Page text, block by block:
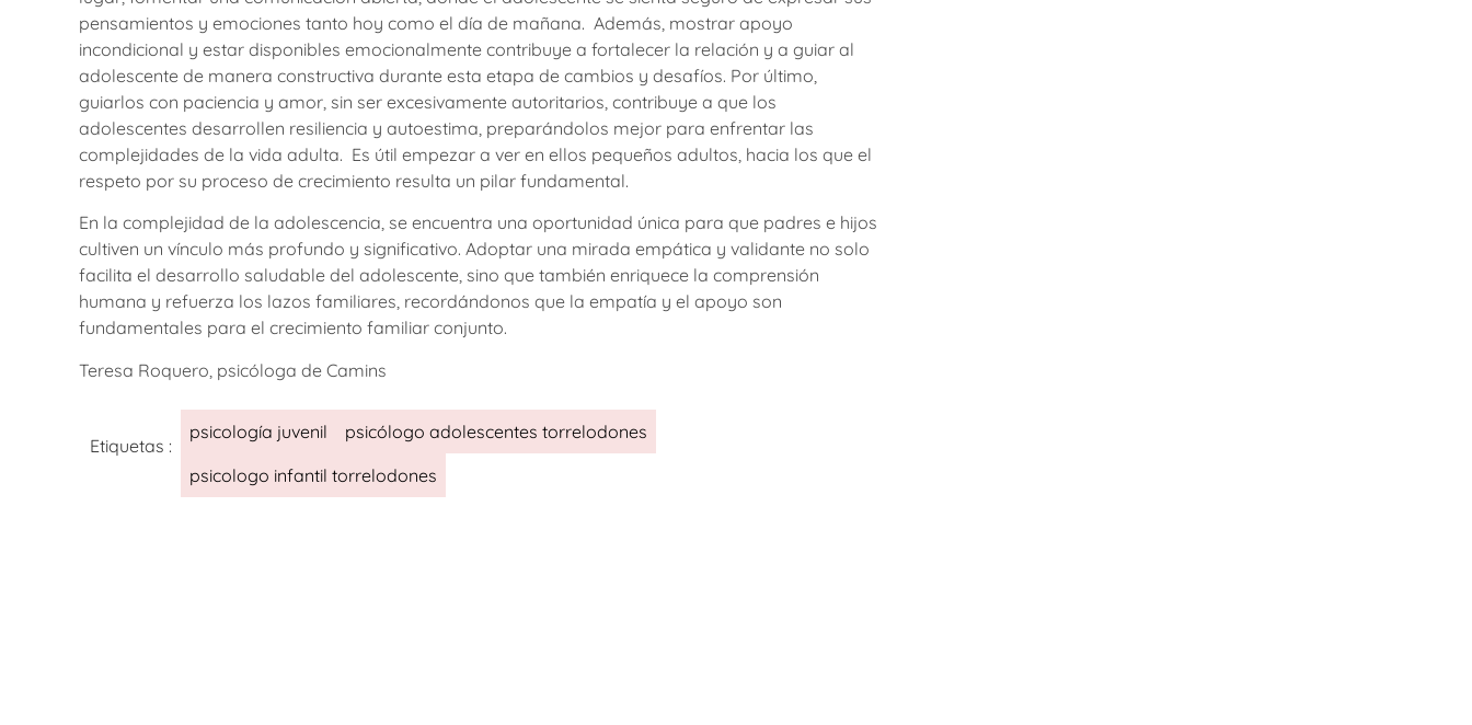
pensamientos y emociones tanto hoy como el día de mañana. Además, mostrar apoyo
incondicional y estar disponibles emocionalmente contribuye a fortalecer la relación y a guiar al
adolescente de manera constructiva durante esta etapa de cambios y desafíos. Por último,
guiarlos con paciencia y amor, sin ser excesivamente autoritarios, contribuye a que los
adolescentes desarrollen resiliencia y autoestima, preparándolos mejor para enfrentar las
complejidades de la vida adulta. Es útil empezar a ver en ellos pequeños adultos, hacia los que el
respeto por su proceso de crecimiento resulta un pilar fundamental.
En la complejidad de la adolescencia, se encuentra una oportunidad única para que padres e hijos
cultiven un vínculo más profundo y significativo. Adoptar una mirada empática y validante no solo
facilita el desarrollo saludable del adolescente, sino que también enriquece la comprensión
humana y refuerza los lazos familiares, recordándonos que la empatía y el apoyo son
fundamentales para el crecimiento familiar conjunto.
Teresa Roquero, psicóloga de Camins
Etiquetas :
psicología juvenil
psicólogo adolescentes torrelodones
psicologo infantil torrelodones